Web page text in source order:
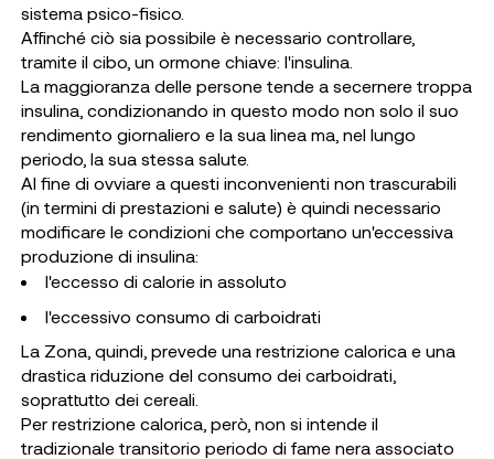
sistema psico-fisico.
Affinché ciò sia possibile è necessario controllare,
tramite il cibo, un ormone chiave: l'insulina.
La maggioranza delle persone tende a secernere troppa
insulina, condizionando in questo modo non solo il suo
rendimento giornaliero e la sua linea ma, nel lungo
periodo, la sua stessa salute.
Al fine di ovviare a questi inconvenienti non trascurabili
(in termini di prestazioni e salute) è quindi necessario
modificare le condizioni che comportano un'eccessiva
produzione di insulina:
l'eccesso di calorie in assoluto
l'eccessivo consumo di carboidrati
La Zona, quindi, prevede una restrizione calorica e una
drastica riduzione del consumo dei carboidrati,
soprattutto dei cereali.
Per restrizione calorica, però, non si intende il
tradizionale transitorio periodo di fame nera associato